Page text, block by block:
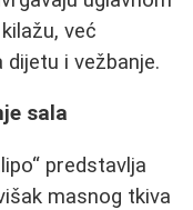
već
i vežbanje.
sala
predstavlja
masnog tkiva